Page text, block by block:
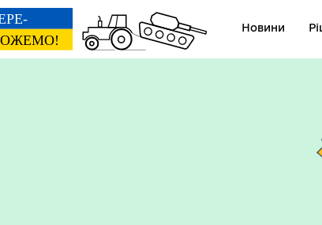
Новини
установ